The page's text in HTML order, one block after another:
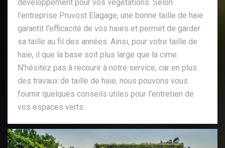
développement pour vos végétations. Selon
l'entreprise Pruvost Elagage, une bonne taille de haie
garantit l'efficacité de vos haies et permet de garder
sa taille au fil des années. Ainsi, pour votre taille de
haie, il que la base soit plus large que la cime.
N'hésitez pas à recourir à notre service, car en plus
des travaux de taille de haie, nous pouvons vous
fournir quelques conseils utiles pour l'entretien de
vos espaces verts.